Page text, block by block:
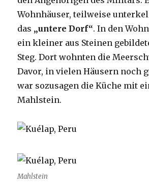
Wohnhäuser, teilweise
das „untere Dorf“. In den
ein kleiner aus Steinen
Steg. Dort wohnten die
Davor, in vielen Häusern noch
war sozusagen die Küche mit
Mahlstein.
Mahlstein